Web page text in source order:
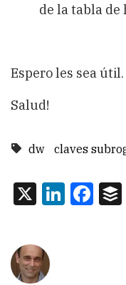
de la tabla de
Espero les sea útil.
Salud!
dw claves
X